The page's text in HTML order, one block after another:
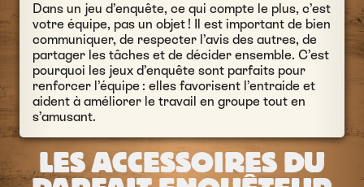
Dans un jeu d’enquête, ce qui compte le plus, c’est
votre équipe, pas un objet ! Il est important de bien
communiquer, de respecter l’avis des autres, de
partager les tâches et de décider ensemble. C’est
pourquoi les jeux d’enquête sont parfaits pour
renforcer l’équipe : elles favorisent l’entraide et
aident à améliorer le travail en groupe tout en
s’amusant.
LES ACCESSOIRES DU